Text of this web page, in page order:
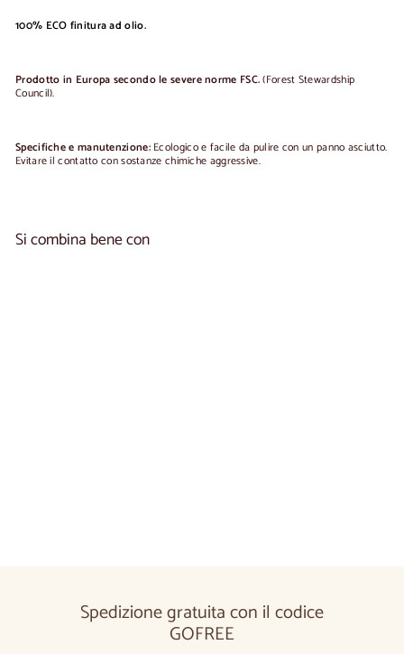
100% ECO finitura ad olio.
Prodotto in Europa secondo le severe norme FSC.(Forest Stewardship
Council).
Specifiche e manutenzione: Ecologico e facile da pulire con un panno asciutto.
Evitare il contatto con sostanze chimiche aggressive.
Si combina bene con
Spedizione gratuita con il codice
GOFREE